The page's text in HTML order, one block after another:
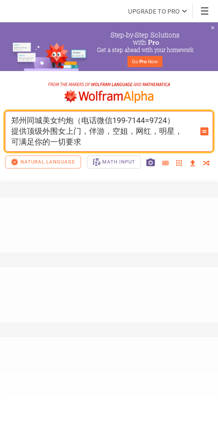
UPGRADE TO PRO
Step-by-Step Solutions
with Pro
Get a step ahead with your homework
Go Pro Now
郑州同城美女约炮（电话微信199-7144=9724）
提供顶级外围女上门，伴游，空姐，网红，明星，
可满足你的一切要求
NATURAL LANGUAGE MATH INPUT